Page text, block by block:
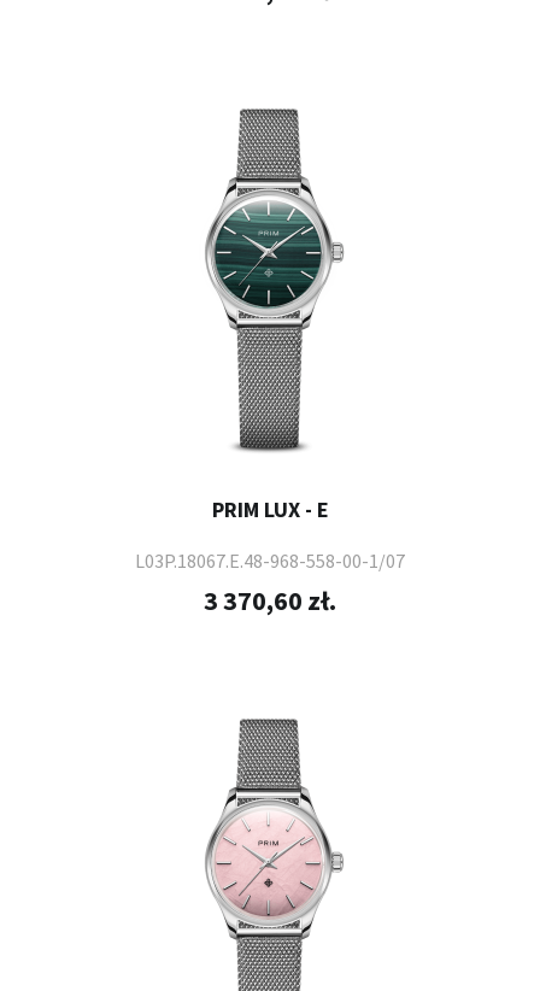
PRIM LUX - E
L03P.18067.E.48-968-558-00-1/07
3 370,60 zł.